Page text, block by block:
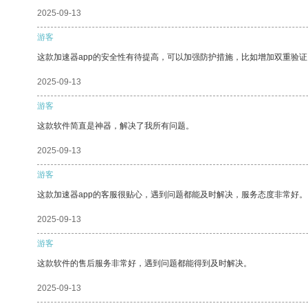
2025-09-13
游客
这款加速器app的安全性有待提高，可以加强防护措施，比如增加双重验
2025-09-13
游客
这款软件简直是神器，解决了我所有问题。
2025-09-13
游客
这款加速器app的客服很贴心，遇到问题都能及时解决，服务态度非常好。
2025-09-13
游客
这款软件的售后服务非常好，遇到问题都能得到及时解决。
2025-09-13